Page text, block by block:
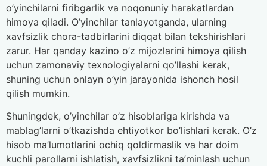
o’yinchilarni firibgarlik va noqonuniy harakatlardan
himoya qiladi. O’yinchilar tanlayotganda, ularning
xavfsizlik chora-tadbirlarini diqqat bilan tekshirishlari
zarur. Har qanday kazino o’z mijozlarini himoya qilish
uchun zamonaviy texnologiyalarni qo’llashi kerak,
shuning uchun onlayn o’yin jarayonida ishonch hosil
qilish mumkin.
Shuningdek, o’yinchilar o’z hisoblariga kirishda va
mablag’larni o’tkazishda ehtiyotkor bo’lishlari kerak. O’z
hisob ma’lumotlarini ochiq qoldirmaslik va har doim
kuchli parollarni ishlatish, xavfsizlikni ta’minlash uchun